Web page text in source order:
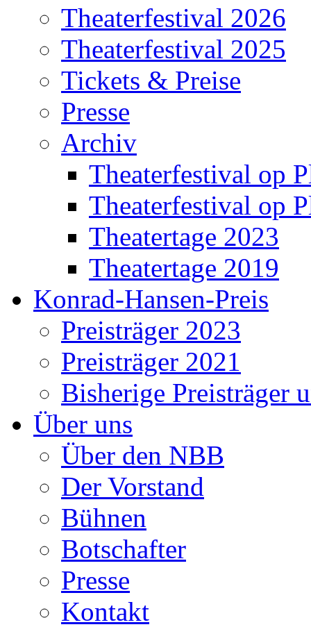
Theaterfestival 2026
Theaterfestival 2025
Tickets & Preise
Presse
Archiv
Theaterfestival op
Theaterfestival op
Theatertage 2023
Theatertage 2019
Konrad-Hansen-Preis
Preisträger 2023
Preisträger 2021
Bisherige Preisträger
Über uns
Über den NBB
Der Vorstand
Bühnen
Botschafter
Presse
Kontakt